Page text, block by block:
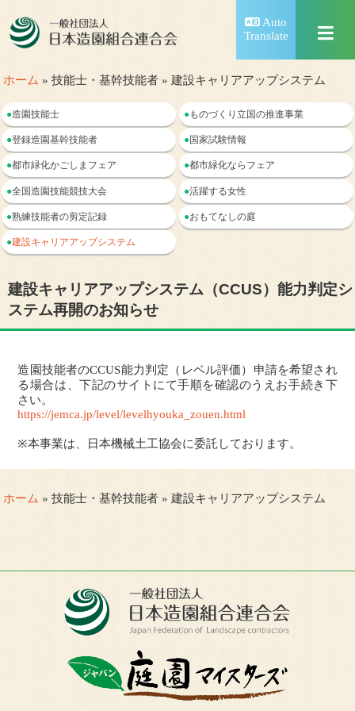
Auto
Translate
ホーム » 技能士・基幹技能者 » 建設キャリアアップシステム
●造園技能士 ●ものづくり立国の推進事業
●登録造園基幹技能者 ●国家試験情報
●都市緑化かごしまフェア ●都市緑化ならフェア
●全国造園技能競技大会 ●活躍する女性
●熟練技能者の剪定記録 ●おもてなしの庭
●建設キャリアアップシステム
建設キャリアアップシステム（CCUS）能力判定シ
ステム再開のお知らせ
造園技能者のCCUS能力判定（レベル評価）申請を希望され
る場合は、下記のサイトにて手順を確認のうえお手続き下
さい。
https://jemca.jp/level/levelhyouka_zouen.html
※本事業は、日本機械土工協会に委託しております。
ホーム » 技能士・基幹技能者 » 建設キャリアアップシステム